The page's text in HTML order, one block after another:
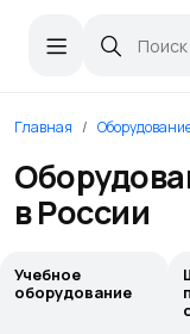
Главная
в России
Учебное
оборудование